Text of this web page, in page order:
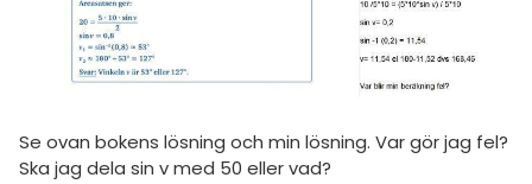
Se ovan bokens lösning och min lösning. Var gör jag fel?
Ska jag dela sin v med 50 eller vad?
Grafer och asymptoter
tillämpningar
Komplexa tal
5